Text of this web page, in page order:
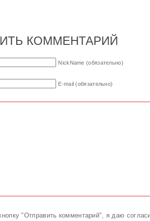
КОММЕНТАРИЙ
NickName (обязательно)
E-mail (обязательно)
"Отправить комментарий", я даю